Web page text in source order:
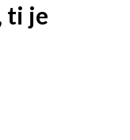
ti je